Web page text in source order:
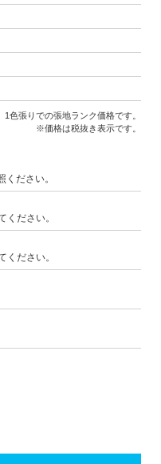
色張りでの張地ランク価格です。
※価格は税抜き表示です。
ださい。
ださい。
ださい。